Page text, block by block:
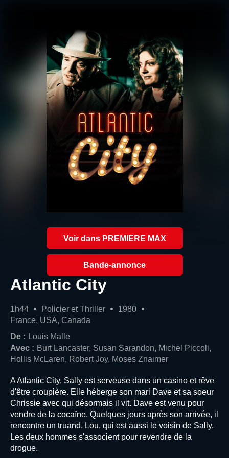
Voir dans PREMIERE MAX
Bande-annonce
Atlantic City
1h44 Policier et Thriller
1980
France, USA, Canada
De : Louis Malle
Avec : Burt Lancaster, Susan Sarandon, Michel Piccoli,
Hollis McLaren, Robert Joy, Moses Znaimer
A Atlantic City, Sally est serveuse dans un casino et rêve
d'être croupière. Elle héberge son mari Dave et sa soeur
Chrissie avec qui désormais il vit. Dave est venu pour
vendre de la cocaïne. Quelques jours après son arrivée, il
rencontre un truand, Lou, qui est aussi le voisin de Sally.
Les deux hommes s'associent pour revendre de la
drogue.